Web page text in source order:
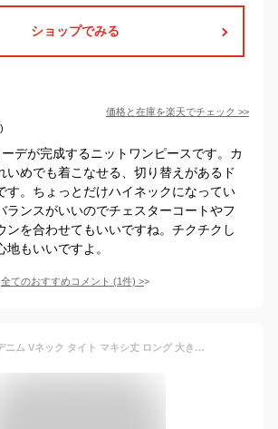
ショップでみる
価格と在庫を楽天でチェック >>
デが完成するニットワンピースです。カ
いめでも着こなせる、切り替えがあるド
す。ちょっとだけハイネックになってい
ランスがいいのでチェスターコートやフ
ンを合わせてもいいですね。チクチクし
もいいですよ。
全てのおすすめコメント (1件) >
ワンピース デニム Vネック タイト マキシ丈 ロング 大きいサイズ 五分袖 半袖 カジュアル デイリー 秋 秋服 春 夏 3L 4L 襟付き ロングワンピース タイトワンピース レディース スリット デート服 女子会 大きめ 大きいサイズ